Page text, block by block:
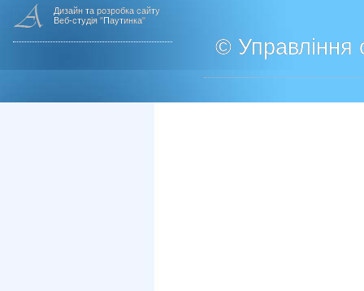
Дизайн та розробка сайту
Веб-студія "Паутинка"
© Управління